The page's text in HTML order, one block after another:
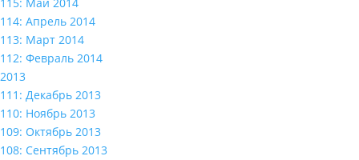
114: Апрель 2014
113: Март 2014
112: Февраль 2014
2013
111: Декабрь 2013
110: Ноябрь 2013
109: Октябрь 2013
108: Сентябрь 2013